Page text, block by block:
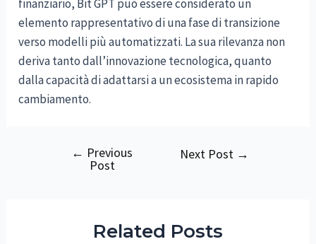
finanziario, Bit GPT può essere considerato un
elemento rappresentativo di una fase di transizione
verso modelli più automatizzati. La sua rilevanza non
deriva tanto dall’innovazione tecnologica, quanto
dalla capacità di adattarsi a un ecosistema in rapido
cambiamento.
navigation
← Previous
Post
Next Post →
Related Posts